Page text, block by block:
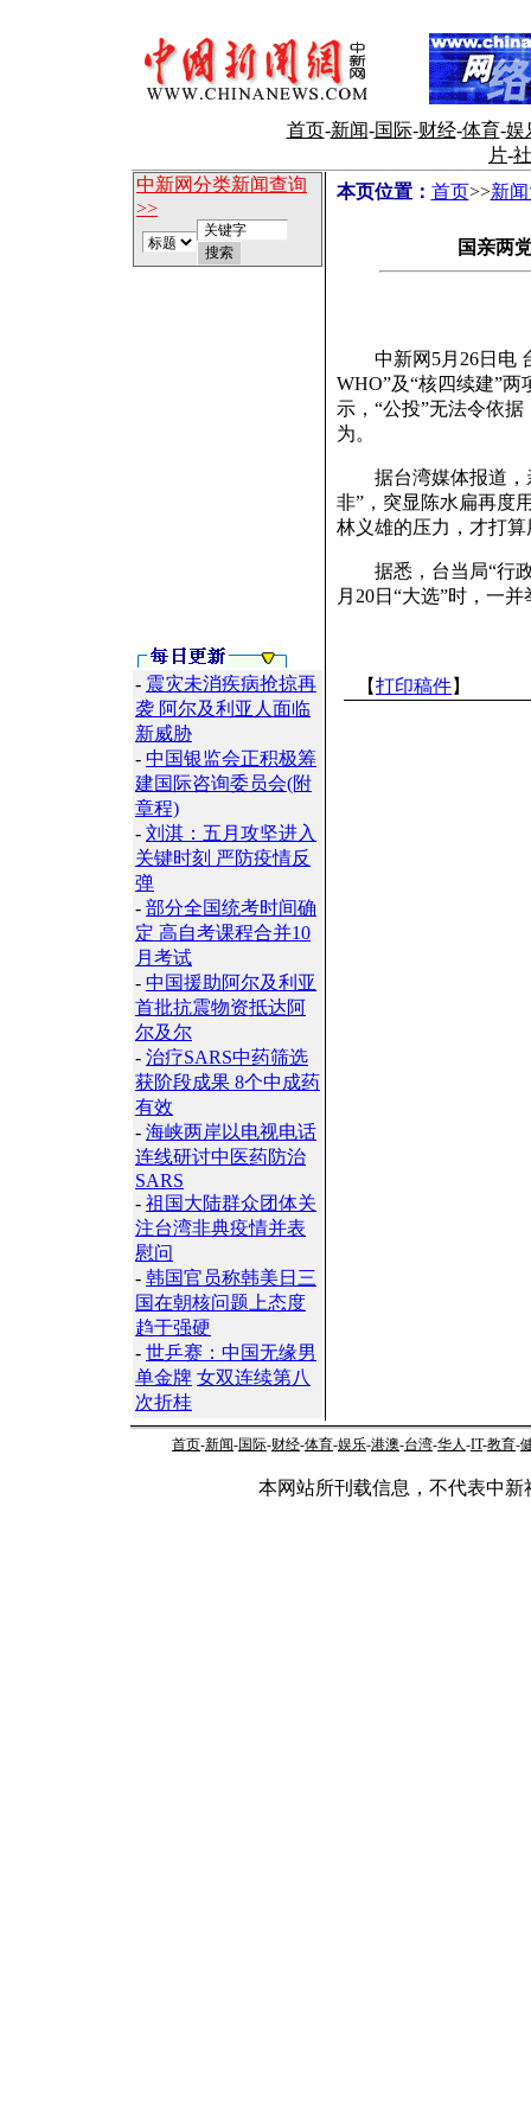
首页-新闻-国际-财经-体育-娱
片-
中新网分类新闻查询
>>
- 震灾未消疾病抢掠再
袭 阿尔及利亚人面临
新威胁
- 中国银监会正积极筹
建国际咨询委员会(附
章程)
- 刘淇：五月攻坚进入
关键时刻 严防疫情反
弹
- 部分全国统考时间确
定 高自考课程合并10
月考试
- 中国援助阿尔及利亚
首批抗震物资抵达阿
尔及尔
- 治疗SARS中药筛选
获阶段成果 8个中成药
有效
- 海峡两岸以电视电话
连线研讨中医药防治
SARS
- 祖国大陆群众团体关
注台湾非典疫情并表
慰问
- 韩国官员称韩美日三
国在朝核问题上态度
趋于强硬
- 世乒赛：中国无缘男
单金牌 女双连续第八
次折桂
本页位置： 首页>>新
国亲两
中新网5月26日电 台
WHO”及“核四续建”
示，“公投”无法令依
为。
据台湾媒体报道，亲
非”，突显陈水扁再度
林义雄的压力，才打
据悉，台当局“行政
月20日“大选”时，一
【打印稿件】
首页-新闻-国际-财经-体育-娱乐-港澳-台湾-华人-IT-教育-
本网站所刊载信息，不代表中